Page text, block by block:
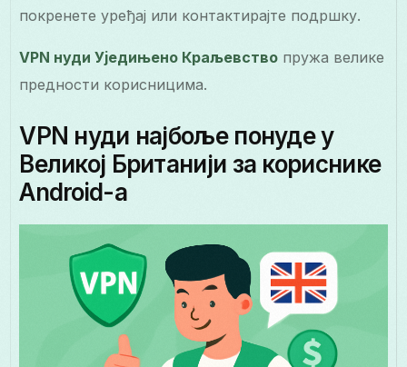
Српски
покренете уређај или контактирајте подршку.
VPN нуди Уједињено Краљевство пружа велике
предности корисницима.
VPN нуди најбоље понуде у
Великој Британији за кориснике
Android-а